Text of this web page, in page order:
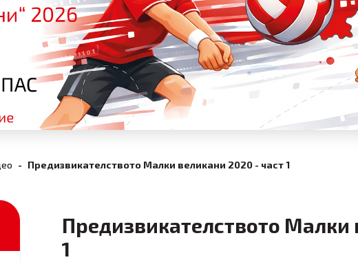
Предизвикателството Малки великани 2020 - част 1
Предизвикателството Малки
1